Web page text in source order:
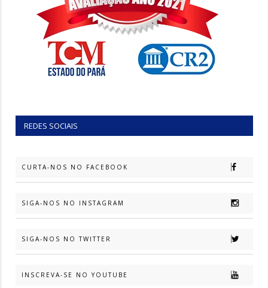
REDES SOCIAIS
CURTA-NOS NO FACEBOOK
SIGA-NOS NO INSTAGRAM
SIGA-NOS NO TWITTER
INSCREVA-SE NO YOUTUBE